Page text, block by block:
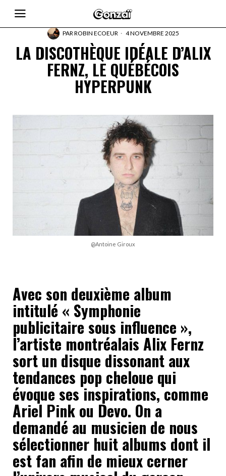
PARROBIN ECOEUR 4 NOVEMBRE 2025
LA DISCOTHÈQUE IDÉALE D’ALIX
FERNZ, LE QUÉBÉCOIS
HYPERPUNK
@Antoine Giroux
Avec son deuxième album
intitulé « Symphonie
publicitaire sous influence »,
l’artiste montréalais Alix Fernz
sort un disque dissonant aux
tendances pop cheloue qui
évoque ses inspirations, comme
Ariel Pink ou Devo. On a
demandé au musicien de nous
sélectionner huit albums dont il
est fan afin de mieux cerner